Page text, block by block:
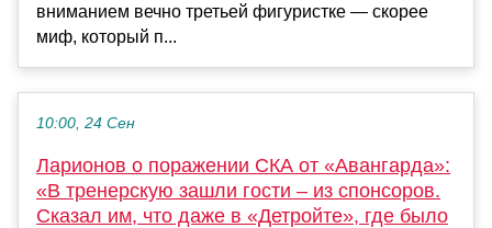
вниманием вечно третьей фигуристке — скорее
миф, который п...
10:00, 24 Сен
Ларионов о поражении СКА от «Авангарда»:
«В тренерскую зашли гости – из спонсоров.
Сказал им, что даже в «Детройте», где было